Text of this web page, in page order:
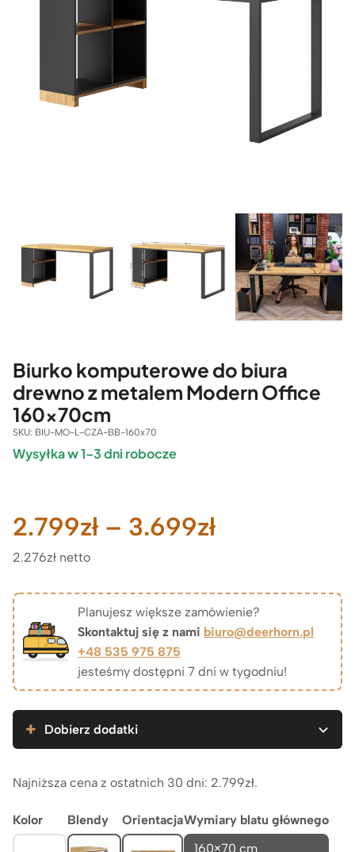
Biurko komputerowe do biura
drewno z metalem Modern Office
160x70cm
SKU: BIU-MO-L-CZA-BB-160x70
Wysyłka w 1–3 dni robocze
2.799zł – 3.699złZakres
od
2.799zł
do
2.276zł netto
Planujesz większe zamówienie?
Skontaktuj się z nami biuro@deerhorn.pl
+48 535 975 875
jesteśmy dostępni 7 dni w tygodniu!
Dobierz dodatki
Najniższa cena z ostatnich 30 dni: 2.799zł.
Kolor Blendy OrientacjaWymiary blatu głównego
160×70 cm